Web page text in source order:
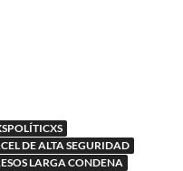
DE ALTA SEGURIDAD
LARGA CONDENA